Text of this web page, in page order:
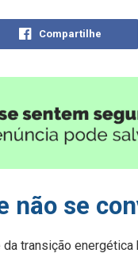
Compartilhe
não se
transição